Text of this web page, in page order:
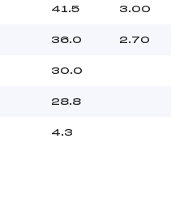
41.5 3.00
36.0 2.70
30.0
28.8
4.3